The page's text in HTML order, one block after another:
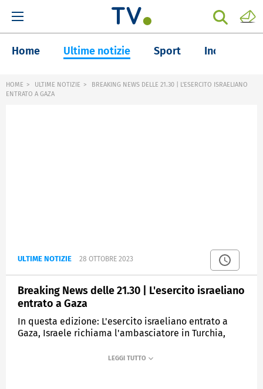
Home Ultime notizie Sport Inchieste
HOME ULTIME NOTIZIE
BREAKING NEWS DELLE 21.30 | L'ESERCITO ISRAELIANO
ENTRATO A GAZA
ULTIME NOTIZIE 28 OTTOBRE 2023
Breaking News delle 21.30 | L'esercito israeliano
entrato a Gaza
In questa edizione: L'esercito israeliano entrato a
Gaza, Israele richiama l'ambasciatore in Turchia,
vincono Genoa e Torino